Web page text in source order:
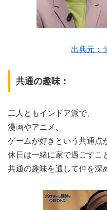
出典元：
共通の趣味：
二人ともインドア派で、
漫画やアニメ、
ゲームが好きという共通点
休日は一緒に家で過ごすこ
共通の趣味を通して仲を深